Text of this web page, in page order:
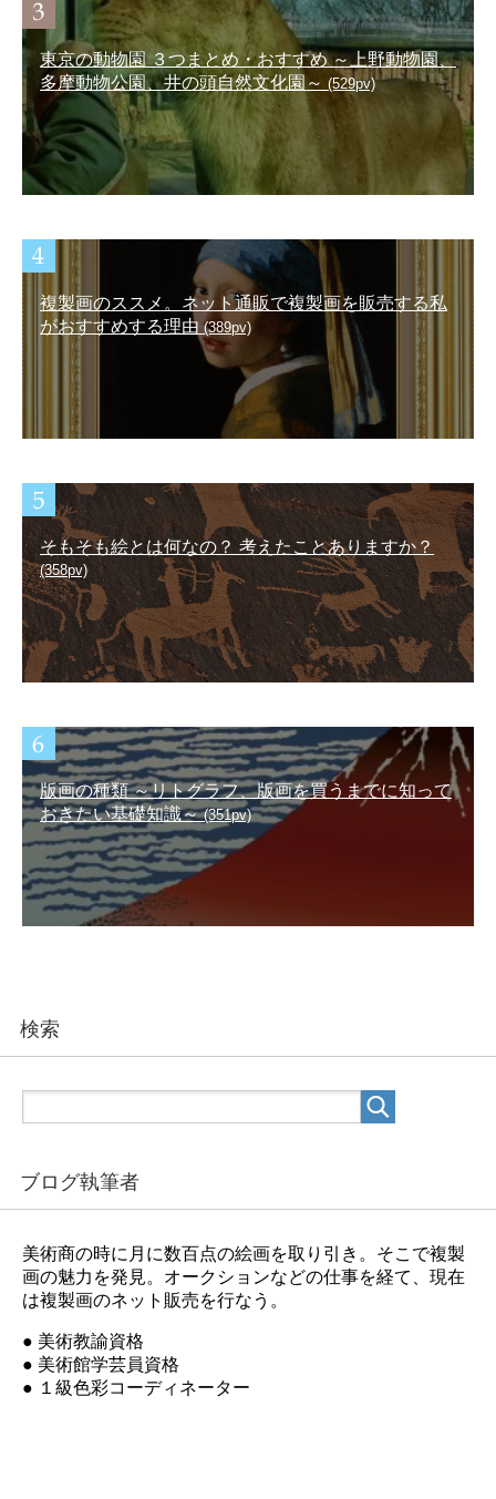
東京の動物園 ３つまとめ・おすすめ ～上野動物園、
多摩動物公園、井の頭自然文化園～ (529pv)
複製画のススメ。ネット通販で複製画を販売する私
がおすすめする理由 (389pv)
そもそも絵とは何なの？ 考えたことありますか？
(358pv)
版画の種類 ～リトグラフ、版画を買うまでに知って
おきたい基礎知識～(351pv)
検索
ブログ執筆者
美術商の時に月に数百点の絵画を取り引き。そこで複製
画の魅力を発見。オークションなどの仕事を経て、現在
は複製画のネット販売を行なう。
● 美術教諭資格
● 美術館学芸員資格
● １級色彩コーディネーター